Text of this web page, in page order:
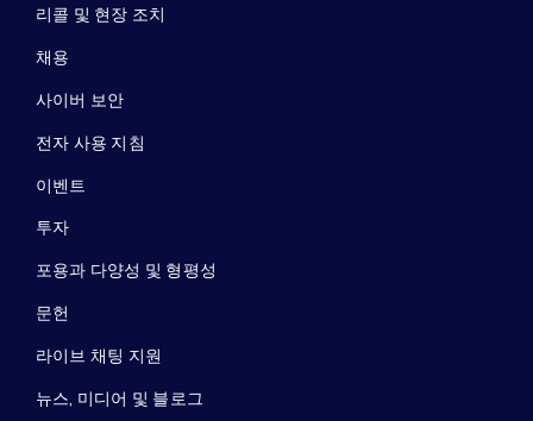
리콜 및 현장 조치
채용
사이버 보안
전자 사용 지침
이벤트
투자
포용과 다양성 및 형평성
문헌
라이브 채팅 지원
뉴스, 미디어 및 블로그